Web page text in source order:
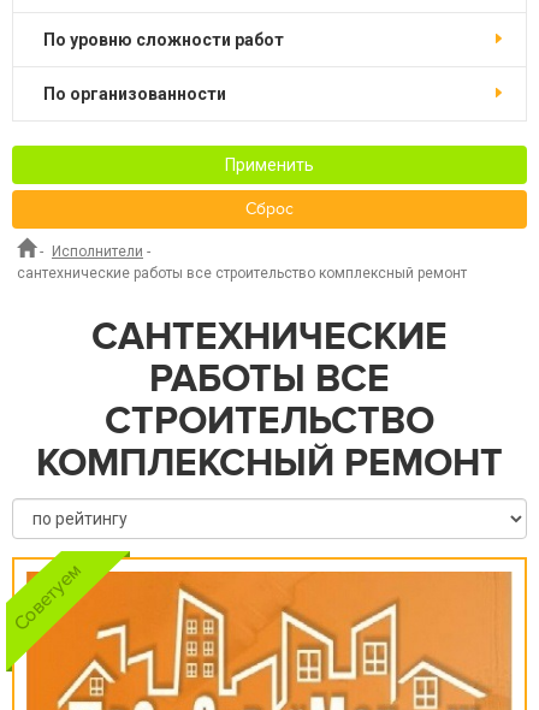
по уровню сложности работ
по организованности
Применить
Сброс
- Исполнители -
сантехнические работы все строительство комплексный ремонт
САНТЕХНИЧЕСКИЕ
РАБОТЫ ВСЕ
СТРОИТЕЛЬСТВО
КОМПЛЕКСНЫЙ РЕМОНТ